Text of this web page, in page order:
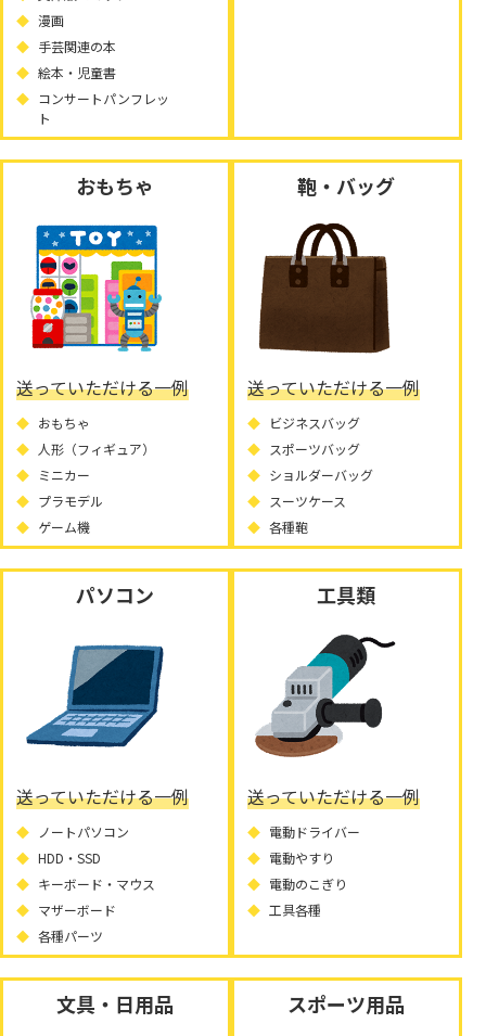
漫画
手芸関連の本
絵本・児童書
コンサートパンフレッ
ト
おもちゃ
送っていただける一例
おもちゃ
人形（フィギュア）
ミニカー
プラモデル
ゲーム機
鞄・バッグ
送っていただける一例
ビジネスバッグ
スポーツバッグ
ショルダーバッグ
スーツケース
各種鞄
パソコン
送っていただける一例
ノートパソコン
HDD・SSD
キーボード・マウス
マザーボード
各種パーツ
工具類
送っていただける一例
電動ドライバー
電動やすり
電動のこぎり
工具各種
文具・日用品 スポーツ用品